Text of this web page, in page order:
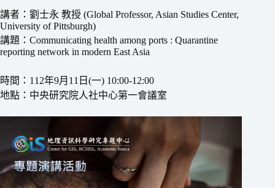
講者：劉士永 教授 (Global Professor, Asian Studies Center,
University of Pittsburgh)
講題：Communicating health among ports : Quarantine
reporting network in modern East Asia
時間：112年9月11日(一) 10:00-12:00
地點：中央研究院人社中心第一會議室